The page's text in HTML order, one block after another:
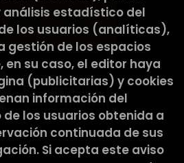
análisis estadístico del
los usuarios (analíticas),
gestión de los espacios
en su caso, el editor haya
(publicitarias) y cookies
información del
los usuarios obtenida a
continuada de sus
Si acepta este aviso